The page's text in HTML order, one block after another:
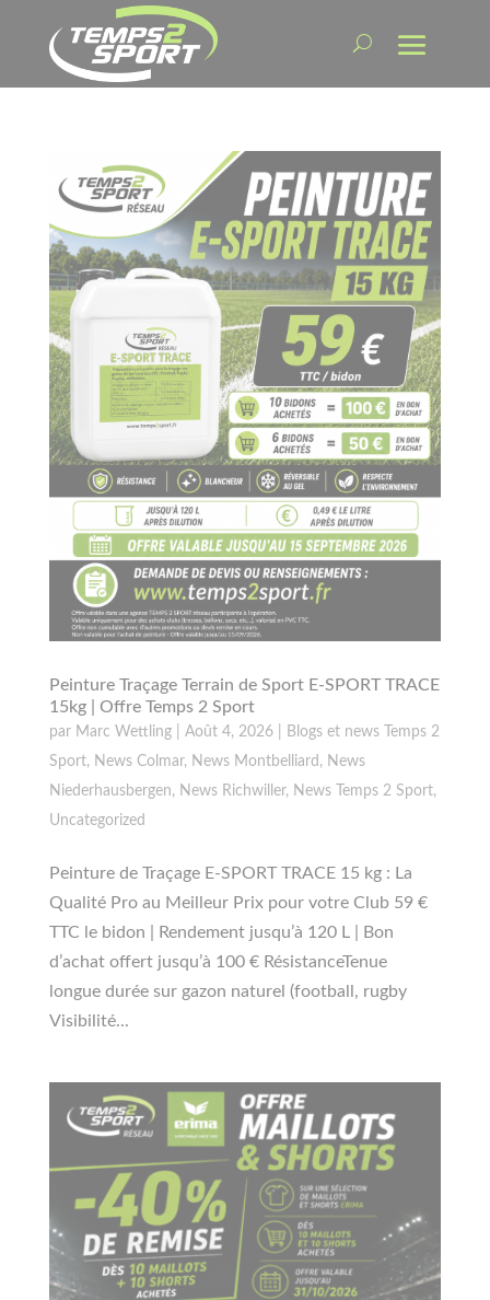
Peinture Traçage Terrain de Sport E-SPORT TRACE
15kg | Offre Temps 2 Sport
par Marc Wettling| Août 4, 2026|
Blogs et news Temps 2
Sport, News Colmar, News Montbelliard , News
Niederhausbergen, News Richwiller, News Temps 2 Sport,
Uncategorized
Peinture de Traçage E-SPORT TRACE 15 kg : La
Qualité Pro au Meilleur Prix pour votre Club 59 €
TTC le bidon | Rendement jusqu’à 120 L | Bon
d’achat offert jusqu’à 100 € RésistanceTenue
longue durée sur gazon naturel (football, rugby
Visibilité...